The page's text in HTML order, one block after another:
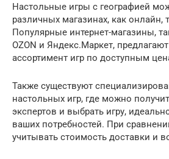
Настольные игры с географией
различных магазинах, как онлайн,
Популярные интернет-магазины,
OZON и Яндекс.Маркет,
ассортимент игр по доступным
Также существуют
настольных игр, где можно
экспертов и выбрать игру,
ваших потребностей. При
учитывать стоимость доставки и